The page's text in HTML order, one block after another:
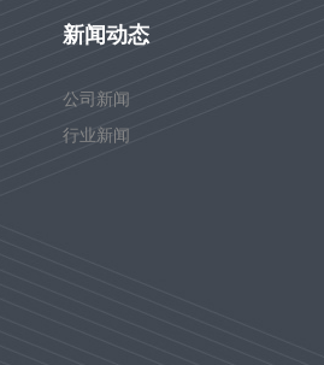
新闻动态
公司新闻
行业新闻